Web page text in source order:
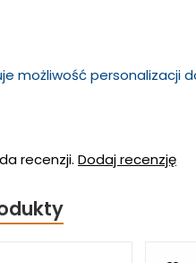
możliwość personalizacji
recenzji. Dodaj recenzję